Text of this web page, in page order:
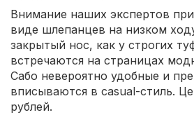
Внимание наших экспертов
виде шлепанцев на низком
закрытый нос, как у строгих
встречаются на страницах
Сабо невероятно удобные и
вписываются в casual-стиль.
рублей.